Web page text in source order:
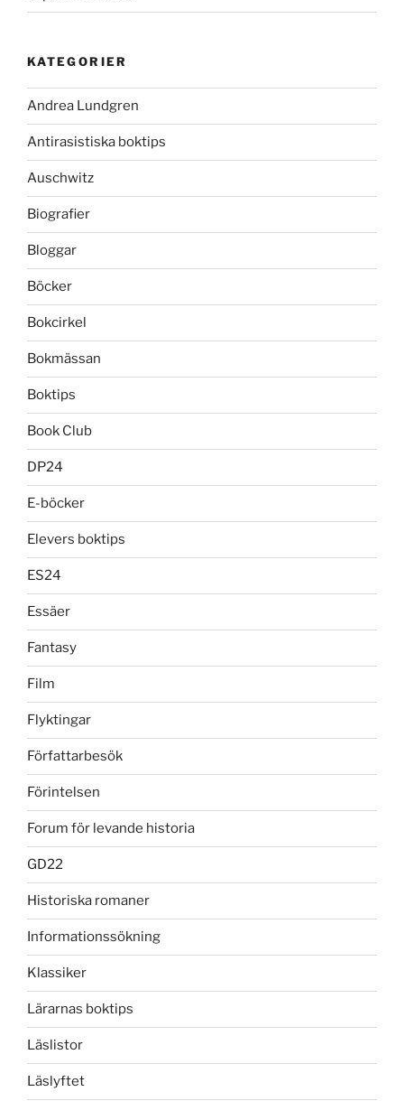
KATEGORIER
Andrea Lundgren
Antirasistiska boktips
Auschwitz
Biografier
Bloggar
Böcker
Bokcirkel
Bokmässan
Boktips
Book Club
DP24
E-böcker
Elevers boktips
ES24
Essäer
Fantasy
Film
Flyktingar
Författarbesök
Förintelsen
Forum för levande historia
GD22
Historiska romaner
Informationssökning
Klassiker
Lärarnas boktips
Läslistor
Läslyftet